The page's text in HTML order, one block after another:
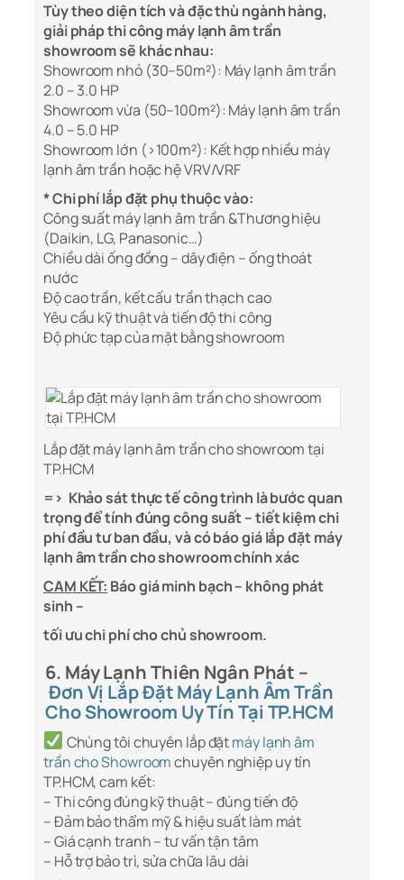
Tùy theo diện tích và đặc thù ngành hàng,
giải pháp thi công máy lạnh âm trần
showroom sẽ khác nhau:
Showroom nhỏ (30–50m²): Máy lạnh âm trần
2.0 – 3.0 HP
Showroom vừa (50–100m²): Máy lạnh âm trần
4.0 – 5.0 HP
Showroom lớn (>100m²): Kết hợp nhiều máy
lạnh âm trần hoặc hệ VRV/VRF
* Chi phí lắp đặt phụ thuộc vào:
Công suất máy lạnh âm trần &Thương hiệu
(Daikin, LG, Panasonic…)
Chiều dài ống đồng – dây điện – ống thoát
nước
Độ cao trần, kết cấu trần thạch cao
Yêu cầu kỹ thuật và tiến độ thi công
Độ phức tạp của mặt bằng showroom
Lắp đặt máy lạnh âm trần cho showroom tại
TP.HCM
=> Khảo sát thực tế công trình là bước quan
trọng để tính đúng công suất – tiết kiệm chi
phí đầu tư ban đầu, và có báo giá lắp đặt máy
lạnh âm trần cho showroom chính xác
CAM KẾT: Báo giá minh bạch – không phát
sinh –
tối ưu chi phí cho chủ showroom.
6. Máy Lạnh Thiên Ngân Phát –
Đơn Vị Lắp Đặt Máy Lạnh Âm Trần
Cho Showroom Uy Tín Tại TP.HCM
Chúng tôi chuyên lắp đặtmáy lạnh âm
trần cho Showroomchuyên nghiệp uy tín
TP.HCM, cam kết:
– Thi công đúng kỹ thuật – đúng tiến độ
– Đảm bảo thẩm mỹ & hiệu suất làm mát
– Giá cạnh tranh – tư vấn tận tâm
– Hỗ trợ bảo trì, sửa chữa lâu dài